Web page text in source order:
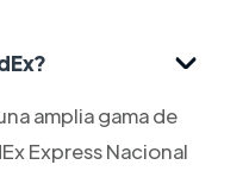
amplia gama de
Express Nacional